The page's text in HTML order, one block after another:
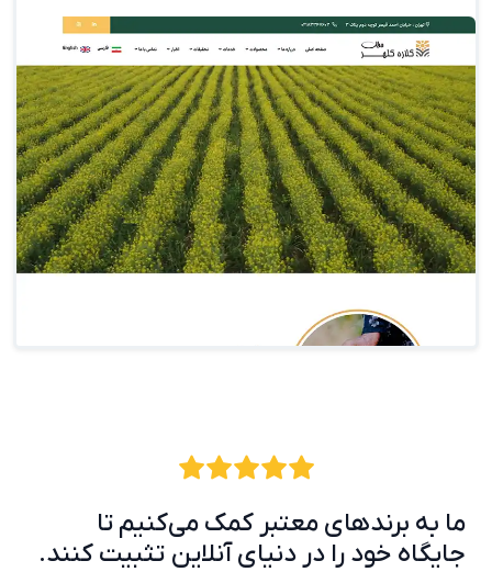
ما به برندهای معتبر کمک می‌کنیم تا
جایگاه خود را در دنیای آنلاین تثبیت کنند.